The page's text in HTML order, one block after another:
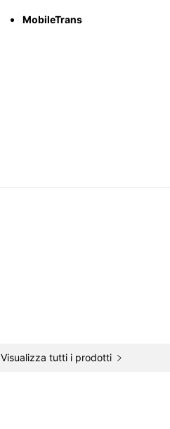
Visualizza tutti i prodotti
MobileTrans